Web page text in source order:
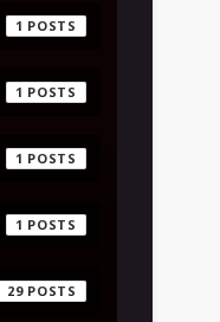
1
1
1
1
29